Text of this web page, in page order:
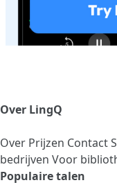
Over LingQ
Over Prijzen Contact
bedrijven Voor
Populaire talen